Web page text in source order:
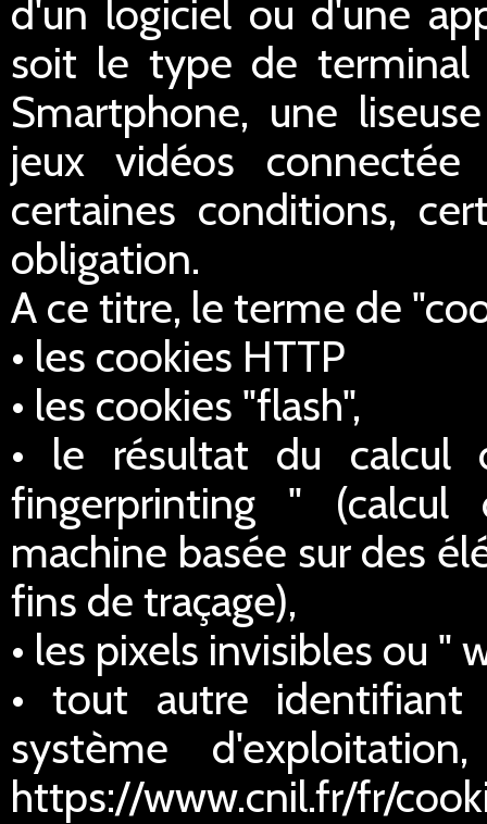
d'un logiciel ou d'une
soit le type de terminal
Smartphone, une
jeux vidéos
certaines conditions,
obligation.
A ce titre, le terme de
• les cookies HTTP
• les cookies "flash",
• le résultat du calcul
fingerprinting "
machine basée sur des
fins de traçage),
• les pixels invisibles ou "
• tout autre
système
https://www.cnil.fr/fr/